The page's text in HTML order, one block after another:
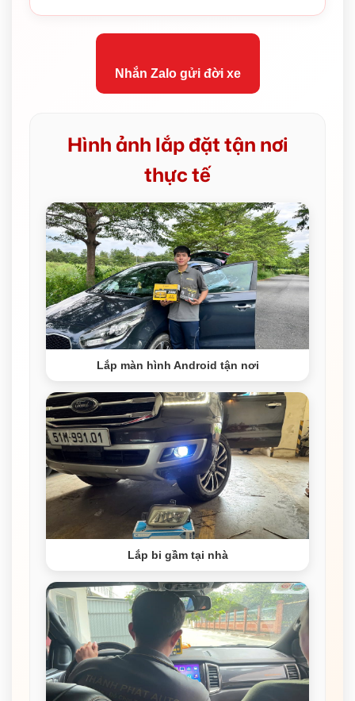
Nhắn Zalo gửi đời xe
Hình ảnh lắp đặt tận nơi
thực tế
Lắp màn hình Android tận nơi
Lắp bi gầm tại nhà